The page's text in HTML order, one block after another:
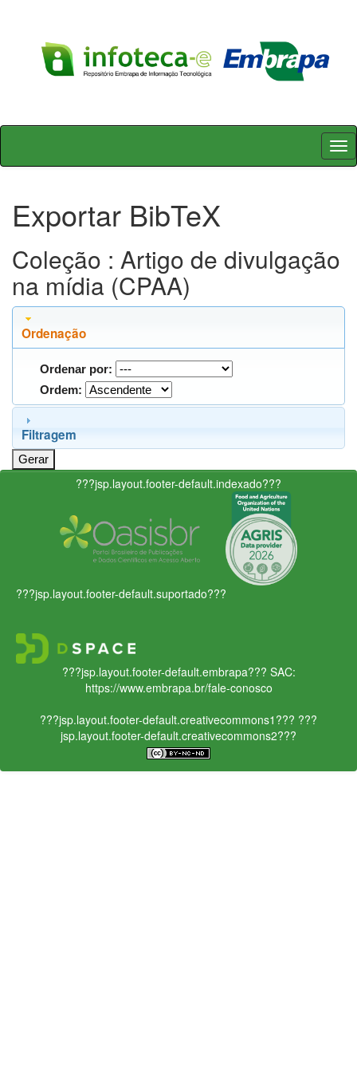
Skip
Exportar BibTeX
Coleção : Artigo de divulgação
na mídia (CPAA)
Ordenação
Ordenar por:
Ordem:
Filtragem
???jsp.layout.footer-default.indexado???
???jsp.layout.footer-default.suportado???
???jsp.layout.footer-default.embrapa??? SAC:
https://www.embrapa.br/fale-conosco
???jsp.layout.footer-default.creativecommons1??? ???
jsp.layout.footer-default.creativecommons2???